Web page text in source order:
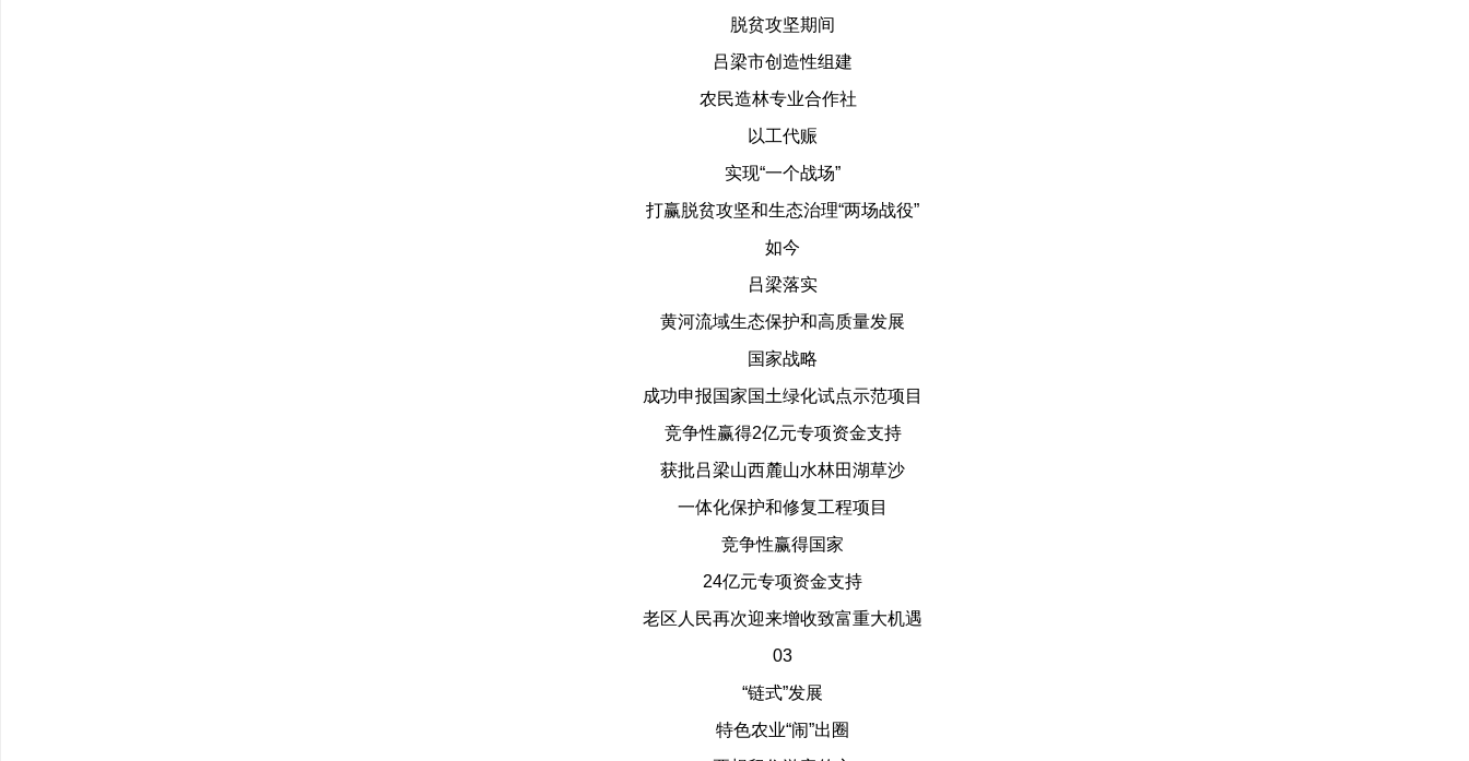
脱贫攻坚期间
吕梁市创造性组建
农民造林专业合作社
以工代赈
实现“一个战场”
打赢脱贫攻坚和生态治理“两场战役”
如今
吕梁落实
黄河流域生态保护和高质量发展
国家战略
成功申报国家国土绿化试点示范项目
竞争性赢得2亿元专项资金支持
获批吕梁山西麓山水林田湖草沙
一体化保护和修复工程项目
竞争性赢得国家
24亿元专项资金支持
老区人民再次迎来增收致富重大机遇
03
“链式”发展
特色农业“闹”出圈